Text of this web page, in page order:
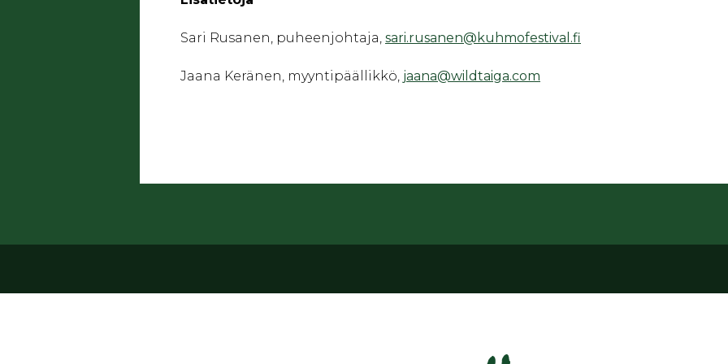
Sari Rusanen, puheenjohtaja, sari.rusanen@kuhmofestival.fi
Jaana Keränen, myyntipäällikkö, jaana@wildtaiga.com